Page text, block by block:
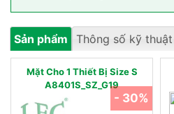
Sản phẩm Thông số kỹ thuật
Mặt Cho 1 Thiết Bị Size S
A8401S_SZ_G19
- 30%